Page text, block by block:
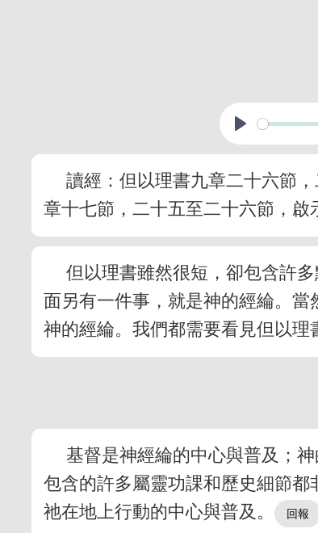
讀經：但以理書九章二十六節
章十七節，二十五至二十六節，啟
但以理書雖然很短，卻包含許
面另有一件事，就是神的經綸。
神的經綸。我們都需要看見但以理
基督是神經綸的中心與普及；
包含的許多屬靈功課和歷史細節
祂在地上行動的中心與普及。